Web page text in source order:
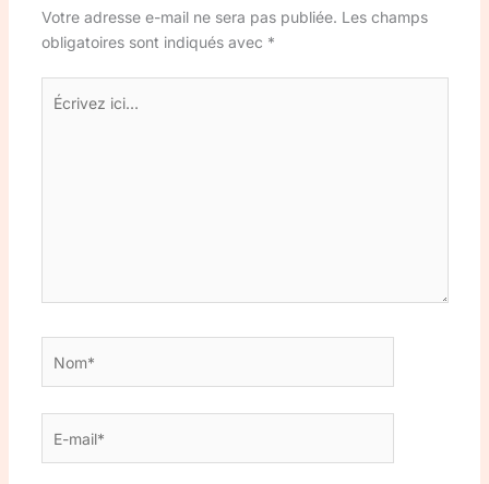
Votre adresse e-mail ne sera pas publiée. Les champs
obligatoires sont indiqués avec *
ici…
mail*